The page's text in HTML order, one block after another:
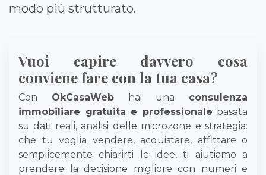
modo più strutturato.
Vuoi capire davvero cosa
conviene fare con la tua casa?
Con OkCasaWebhai una consulenza
immobiliare gratuita e professionale basata
su dati reali, analisi delle microzone e strategia:
che tu voglia vendere, acquistare, affittare o
semplicemente chiarirti le idee, ti aiutiamo a
prendere la decisione migliore con numeri e